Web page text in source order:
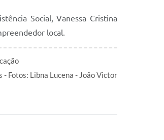
Social, Vanessa Cristina
local.
Fotos: Libna Lucena - João Victor